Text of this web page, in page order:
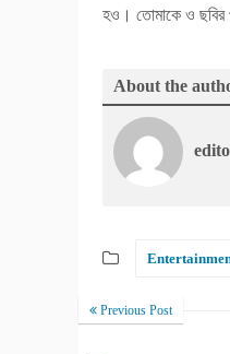
হও। তোমাকে ও ছবির
About the
Previous Post